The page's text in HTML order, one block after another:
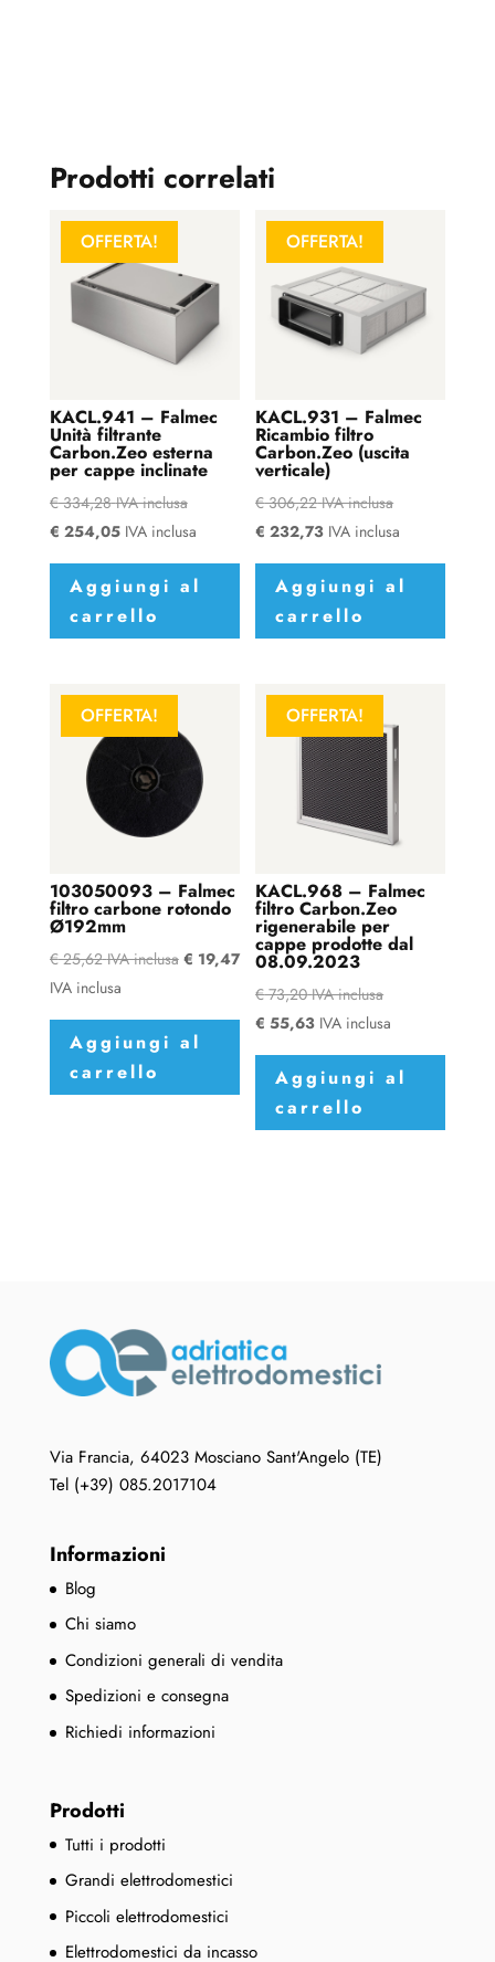
Prodotti correlati
OFFERTA!
KACL.941 – Falmec
Unità filtrante
Carbon.Zeo esterna
per cappe inclinate
€334,28 IVA inclusa
€ 254,05 IVA inclusa
Aggiungi al
carrello
OFFERTA!
KACL.931 – Falmec
Ricambio filtro
Carbon.Zeo (uscita
verticale)
€306,22 IVA inclusa
€ 232,73 IVA inclusa
Aggiungi al
carrello
OFFERTA!
103050093 – Falmec
filtro carbone rotondo
Ø192mm
€25,62 IVA inclusa € 19,47
IVA inclusa
Aggiungi al
carrello
OFFERTA!
KACL.968 – Falmec
filtro Carbon.Zeo
rigenerabile per
cappe prodotte dal
08.09.2023
€73,20 IVA inclusa
€ 55,63 IVA inclusa
Aggiungi al
carrello
Via Francia, 64023 Mosciano Sant'Angelo (TE)
Tel (+39) 085.2017104
Informazioni
Blog
Chi siamo
Condizioni generali di vendita
Spedizioni e consegna
Richiedi informazioni
Prodotti
Tutti i prodotti
Grandi elettrodomestici
Piccoli elettrodomestici
Elettrodomestici da incasso